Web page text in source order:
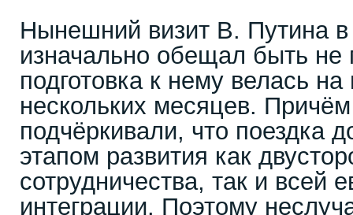
Нынешний визит В. Путина в
изначально обещал быть
подготовка к нему велась
нескольких месяцев.
подчёркивали, что поездка
этапом развития как
сотрудничества, так и всей
интеграции. Поэтому